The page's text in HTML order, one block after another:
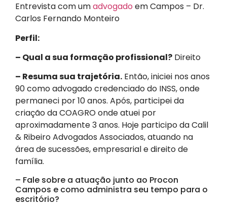
Entrevista com umadvogado em Campos – Dr.
Carlos Fernando Monteiro
Perfil:
– Qual a sua formação profissional? Direito
– Resuma sua trajetória. Então, iniciei nos anos
90 como advogado credenciado do INSS, onde
permaneci por 10 anos. Após, participei da
criação da COAGRO onde atuei por
aproximadamente 3 anos. Hoje participo da Calil
& Ribeiro Advogados Associados, atuando na
área de sucessões, empresarial e direito de
família.
– Fale sobre a atuação junto ao Procon
Campos e como administra seu tempo para o
escritório?